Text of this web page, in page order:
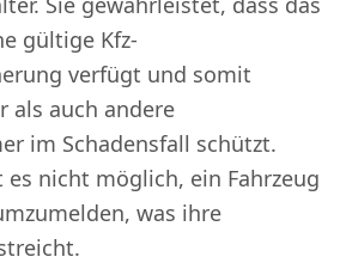
gültige Kfz-
verfügt und somit
als auch andere
im Schadensfall schützt.
es nicht möglich, ein Fahrzeug
was ihre